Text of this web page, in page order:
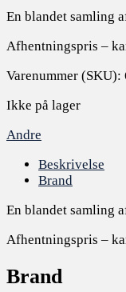
En blandet samling
Afhentningspris –
Varenummer (SKU):
Ikke på lager
Andre
Beskrivelse
Brand
En blandet samling
Afhentningspris –
Brand